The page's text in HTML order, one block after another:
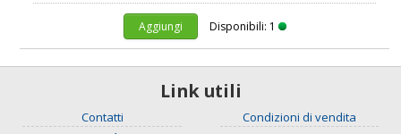
Aggiungi Disponibili: 1
Link utili
Contatti
Condizioni di vendita